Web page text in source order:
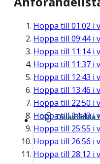
Hoppa till 01:02 i
Hoppa till 09:44i
Hoppa till 11:14i
Hoppa till 11:37 i
Hoppa till 12:43 i
Hoppa till 13:46 i
Hoppa till 22:50 i
Hoppa till24:43i
Hoppa till 25:55 i
Hoppa till 26:56 i
Hoppa till 28:12 i
Dela/Bädda